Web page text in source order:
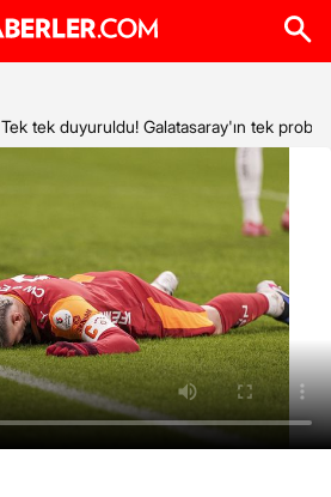
Tek tek duyuruldu! Galatasaray'ın tek